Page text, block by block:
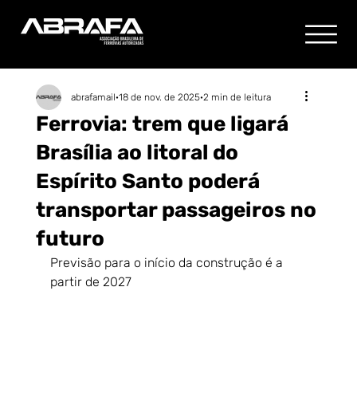
Ferrovia: trem que ligará
Brasília ao litoral do
Espírito Santo poderá
transportar passageiros no
futuro
abrafamail 18 de nov. de 2025 2 min de leitura
Previsão para o início da construção é a
partir de 2027